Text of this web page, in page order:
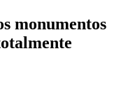
monumentos